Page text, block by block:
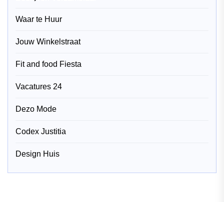
Waar te Huur
Jouw Winkelstraat
Fit and food Fiesta
Vacatures 24
Dezo Mode
Codex Justitia
Design Huis